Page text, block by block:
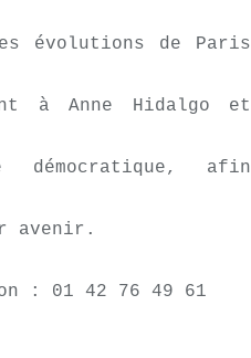
évolutions de Paris
à Anne Hidalgo et
démocratique, afin
avenir.
: 01 42 76 49 61